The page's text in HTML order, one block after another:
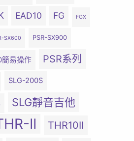
EAD10 FG FGX
SX600 PSR-SX900
簡易操作 PSR系列
SLG-200S
SLG靜音吉他
II THR10II